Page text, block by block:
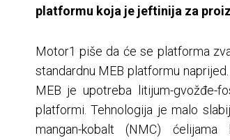
platformu koja je jeftinija za
Motor1 piše da će se platforma
standardnu MEB platformu
MEB je upotreba litijum-gvožđe-
platformi. Tehnologija je malo
mangan-kobalt (NMC)